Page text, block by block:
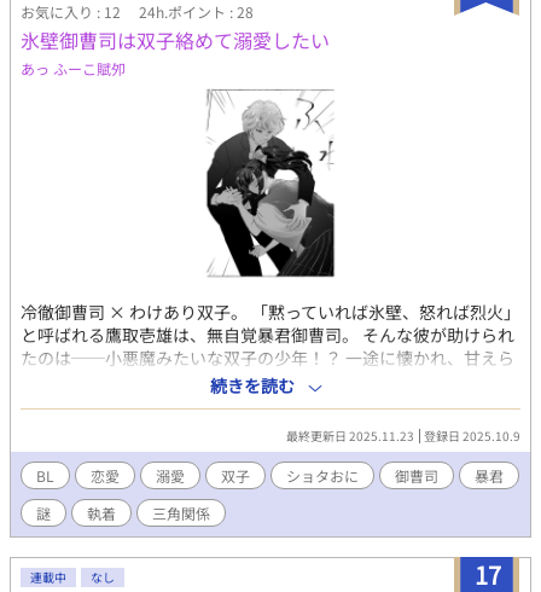
お気に入り : 12 24h.ポイント : 28
氷壁御曹司は双子絡めて溺愛したい
あっ ふーこ賦夘
冷徹御曹司 × わけあり双子。 「黙っていれば氷壁、怒れば烈火」
と呼ばれる鷹取壱雄は、無自覚暴君御曹司。 そんな彼が助けられ
たのは──小悪魔みたいな双子の少年！？ 一途に懐かれ、甘えら
れ、時に翻弄され……気づけば独占欲が止まらない。 「俺の側か
ら逃げられると思うな」 危険な支配か、とろける溺愛か。 御曹司
と双子が織りなす、甘くて危ういラブストーリー。
続きを読む
最終更新日 2025.11.23 登録日 2025.10.9
BL 恋愛 溺愛 双子 ショタおに 御曹司
暴君
謎
執着 三角関係
17
連載中 なし